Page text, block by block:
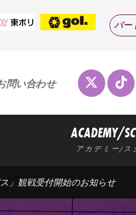
パー
問い合わせ
ACADEMY/
アカデミー/ス
」観戦受付開始のお知らせ